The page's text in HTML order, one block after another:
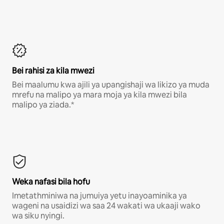
Bei rahisi za kila mwezi
Bei maalumu kwa ajili ya upangishaji wa likizo ya muda
mrefu na malipo ya mara moja ya kila mwezi bila
malipo ya ziada.*
Weka nafasi bila hofu
Imetathminiwa na jumuiya yetu inayoaminika ya
wageni na usaidizi wa saa 24 wakati wa ukaaji wako
wa siku nyingi.